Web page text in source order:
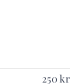
250 kr